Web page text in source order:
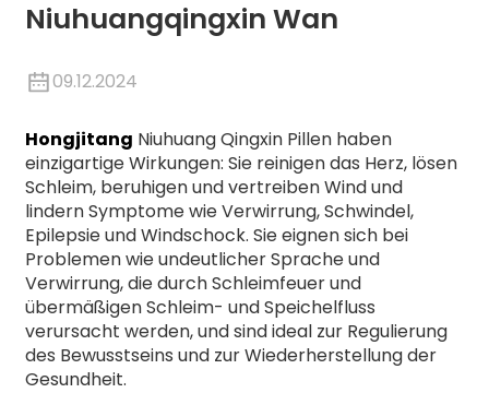
Niuhuangqingxin Wan
09.12.2024
Hongjitang Niuhuang Qingxin Pillen haben
einzigartige Wirkungen: Sie reinigen das Herz, lösen
Schleim, beruhigen und vertreiben Wind und
lindern Symptome wie Verwirrung, Schwindel,
Epilepsie und Windschock. Sie eignen sich bei
Problemen wie undeutlicher Sprache und
Verwirrung, die durch Schleimfeuer und
übermäßigen Schleim- und Speichelfluss
verursacht werden, und sind ideal zur Regulierung
des Bewusstseins und zur Wiederherstellung der
Gesundheit.